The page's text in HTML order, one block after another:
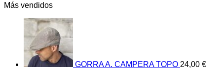
Más vendidos
GORRA A. CAMPERA TOPO 24,00 €